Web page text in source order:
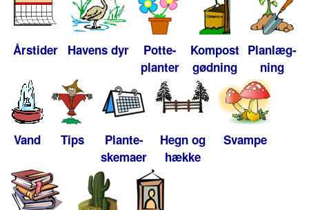
Årstider Havens dyr
Potte-
planter
Kompost
gødning
Planlæg-
ning
Vand Tips
Plante-
skemaer
Hegn og
hække
Svampe